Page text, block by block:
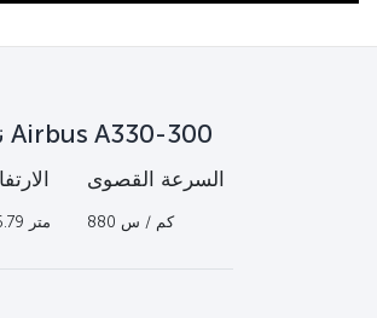
نبذة عن طائرة Airbus A330-300
16.79 متر
السرعة القصوى
880 كم / س